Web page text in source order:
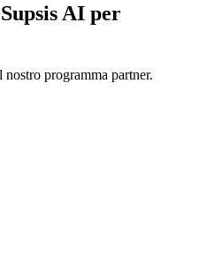
AI per
programma partner.